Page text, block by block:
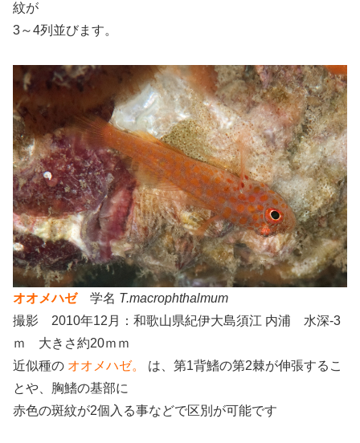
紋が
3～4列並びます。
オオメハゼ学名 T.macrophthalmum
撮影 2010年12月：和歌山県紀伊大島須江 内浦 水深-3
ｍ 大きさ約20ｍｍ
近似種の オオメハゼ。 は、第1背鰭の第2棘が伸張するこ
とや、胸鰭の基部に
赤色の斑紋が2個入る事などで区別が可能です